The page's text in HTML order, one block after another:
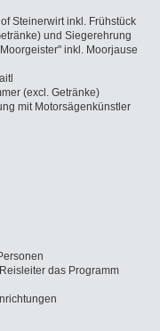
Steinerwirt inkl. Frühstück
und Siegerehrung
inkl. Moorjause
(excl. Getränke)
mit Motorsägenkünstler
das Programm